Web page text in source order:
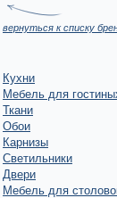
вернуться к списку
Кухни
Мебель для
Ткани
Обои
Карнизы
Светильники
Двери
Мебель для